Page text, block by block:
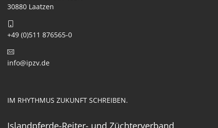
30880 Laatzen
+49 (0)511 876565-0
info@ipzv.de
IM RHYTHMUS ZUKUNFT SCHREIBEN.
Islandpferde-Reiter- und Züchterverband